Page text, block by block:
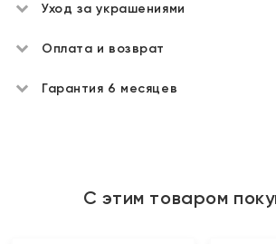
Уход за украшениями
Оплата и возврат
Гарантия 6 месяцев
С этим товаром